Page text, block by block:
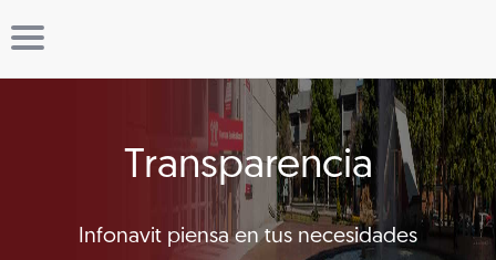
Transparencia
Infonavit piensa en tus necesidades